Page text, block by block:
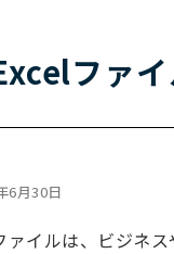
ファ
6月30日
ァイルは、ビジネ